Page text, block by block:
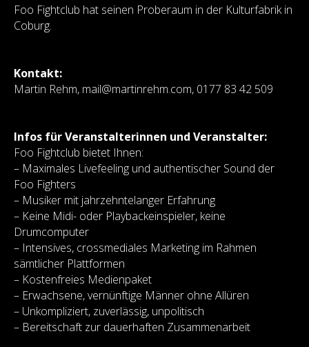
Foo Fightclub hat seinen Proberaum in der Kulturfabrik in
Coburg.
Kontakt:
Martin Rehm, mail@martinrehm.com, 0177 83 42 509
Infos für Veranstalterinnen und Veranstalter:
Foo Fightclub bietet Ihnen:
– Maximales Livefeeling und authentischer Sound der
Foo Fighters
– Musiker mit jahrzehntelanger Erfahrung
– Keine Midi- oder Playbackeinspieler, keine
Drumcomputer
– Intensives, crossmediales Marketing im Rahmen
sämtlicher Plattformen
– Kostenfreies Medienpaket
– Erwachsene, vernünftige Männer ohne Allüren
– Unkompliziert, zuverlässig, unpolitisch
– Bereitschaft zur dauerhaften Zusammenarbeit